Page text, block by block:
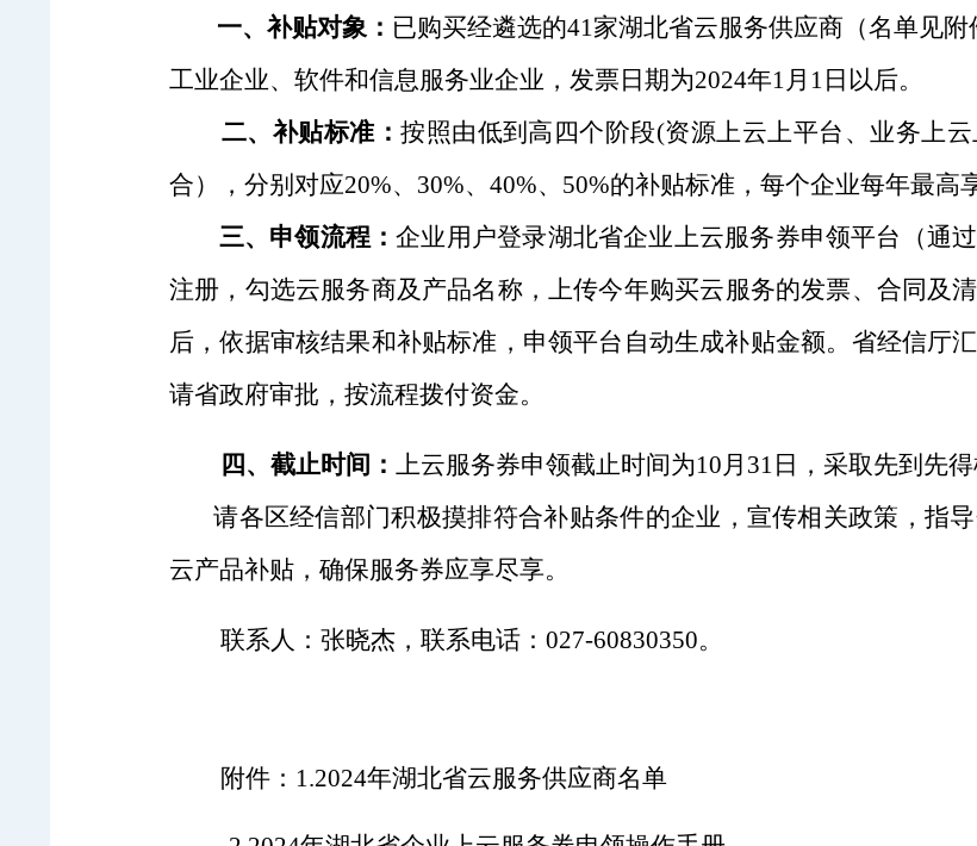
一、补贴对象： 已购买经遴选的41家湖北省云服务供应商（名单见附
工业企业、软件和信息服务业企业，发票日期为2024年1月1日以后。
二、补贴标准：按照由低到高四个阶段(资源上云上平台、业务上
合），分别对应20%、30%、40%、50%的补贴标准，每个企业每年最高
三、申领流程：企业用户登录湖北省企业上云服务券申领平台 （通过
注册， 勾选云服务商及产品名称，上传今年购买云服务的发票、合同及
后，依据审核结果和补贴标准，申领平台自动生成补贴金额。省经信厅
请省政府审批，按流程拨付资金。
四、 截止时间： 上云服务券申领截止时间为10月31日，采取先到先
请各区经信部门积极摸排符合补贴条件的企业，宣传相关政策，指
云产品补贴，确保服务券应享尽享。
联系人：张晓杰，联系电话：027-60830350。
附件：1.2024年湖北省云服务供应商名单